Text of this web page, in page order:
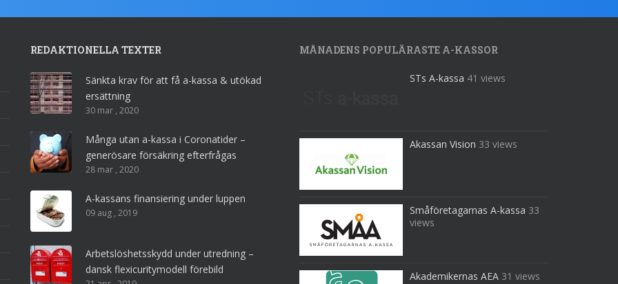
REDAKTIONELLA TEXTER
Sänkta krav för att få a-kassa & utökad
ersättning
30 mar , 2020
Många utan a-kassa i Coronatider –
generösare försäkring efterfrågas
28 mar , 2020
A-kassans finansiering under luppen
09 aug , 2019
Arbetslöshetsskydd under utredning –
dansk flexicuritymodell förebild
MÅNADENS POPULÄRASTE A-KASSOR
STs A-kassa 41 views
Akassan Vision 33 views
Småföretagarnas A-kassa 33
views
Akademikernas AEA 31 views